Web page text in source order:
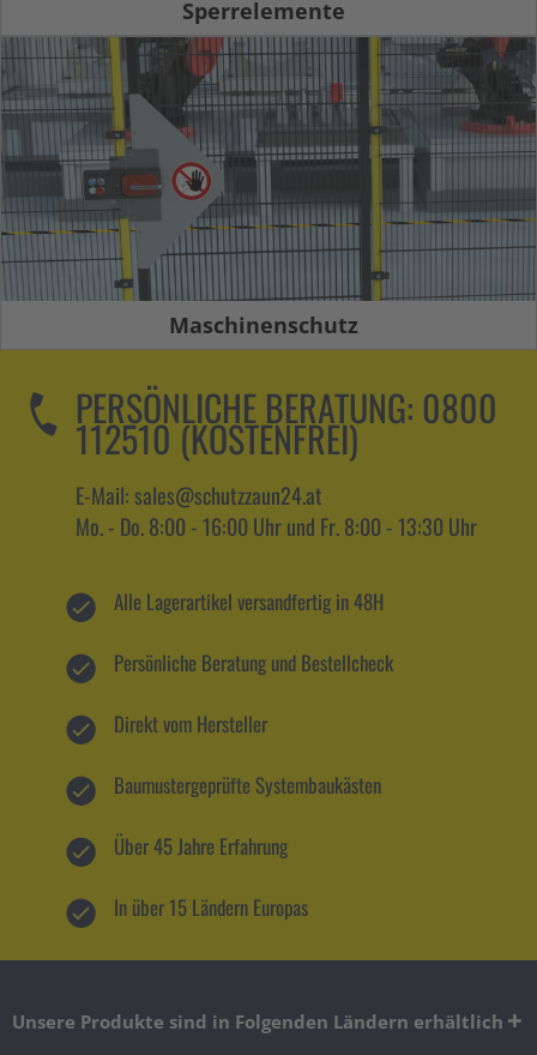
Sperrelemente
Maschinenschutz
PERSÖNLICHE BERATUNG: 0800
112510 (KOSTENFREI)
E-Mail: sales@schutzzaun24.at
Mo. - Do. 8:00 - 16:00 Uhr und Fr. 8:00 - 13:30 Uhr
Alle Lagerartikel versandfertig in 48H
Persönliche Beratung und Bestellcheck
Direkt vom Hersteller
Baumustergeprüfte Systembaukästen
Über 45 Jahre Erfahrung
In über 15 Ländern Europas
Unsere Produkte sind in Folgenden Ländern erhältlich